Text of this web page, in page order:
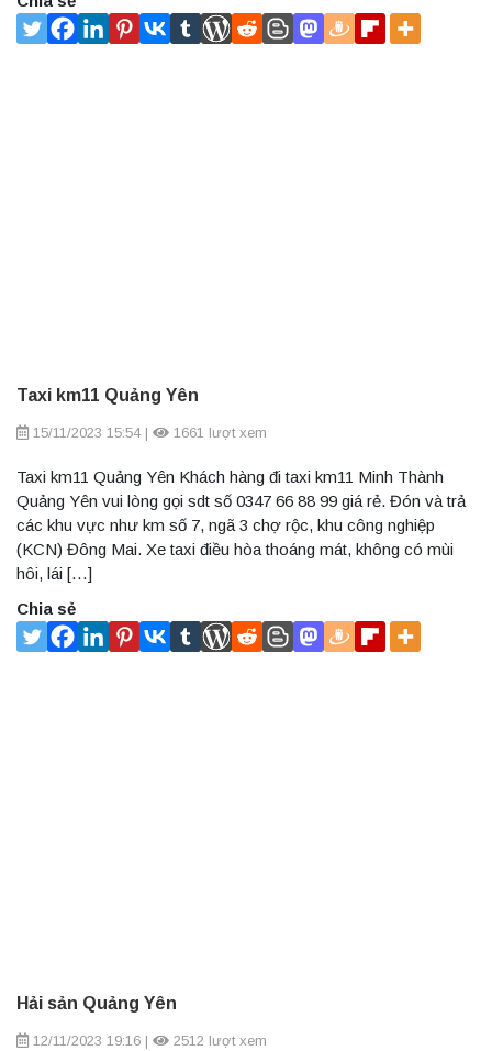
Taxi km11 Quảng Yên
15/11/2023 15:54| 1661 lượt xem
Taxi km11 Quảng Yên Khách hàng đi taxi km11 Minh Thành
Quảng Yên vui lòng gọi sdt số 0347 66 88 99 giá rẻ. Đón và trả
các khu vực như km số 7, ngã 3 chợ rộc, khu công nghiệp
(KCN) Đông Mai. Xe taxi điều hòa thoáng mát, không có mùi
hôi, lái […]
Chia sẻ
Hải sản Quảng Yên
12/11/2023 19:16 | 2512 lượt xem